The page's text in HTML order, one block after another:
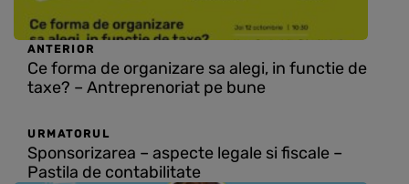
ANTERIOR
Ce forma de organizare sa alegi, in functie de
taxe? – Antreprenoriat pe bune
URMATORUL
Sponsorizarea – aspecte legale si fiscale –
Pastila de contabilitate